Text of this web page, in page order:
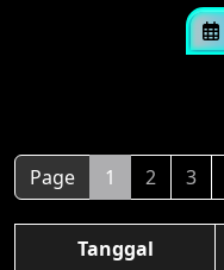
Page 1 2 3
Tanggal